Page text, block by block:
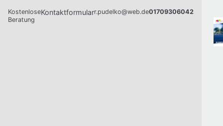
Kostenlose
Beratung
Kontaktformularr.pudelko@web.de01709306042